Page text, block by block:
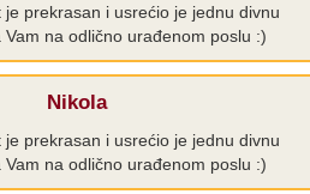
je prekrasan i usrećio je jednu divnu
Vam na odlično urađenom poslu :)
Nikola
je prekrasan i usrećio je jednu divnu
Vam na odlično urađenom poslu :)